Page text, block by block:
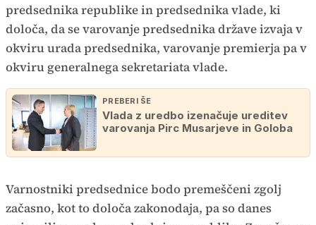
predsednika republike in predsednika vlade, ki
določa, da se varovanje predsednika države izvaja v
okviru urada predsednika, varovanje premierja pa v
okviru generalnega sekretariata vlade.
PREBERI ŠE
Vlada z uredbo izenačuje ureditev
varovanja Pirc Musarjeve in Goloba
Varnostniki predsednice bodo premeščeni zgolj
začasno, kot to določa zakonodaja, pa so danes